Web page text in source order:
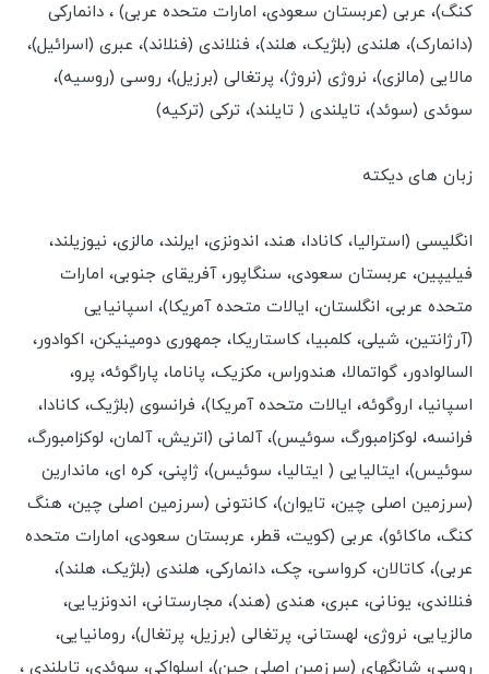
کنگ)، عربی (عربستان سعودی، امارات متحده عربی) ، دانمارکی
(دانمارک)، هلندی (بلژیک، هلند)، فنلاندی (فنلاند)، عبری (اسرائیل)،
مالایی (مالزی)، نروژی (نروژ)، پرتغالی (برزیل)، روسی (روسیه)،
سوئدی (سوئد)، تایلندی ( تایلند)، ترکی (ترکیه)
زبان های دیکته
انگلیسی (استرالیا، کانادا، هند، اندونزی، ایرلند، مالزی، نیوزیلند،
فیلیپین، عربستان سعودی، سنگاپور، آفریقای جنوبی، امارات
متحده عربی، انگلستان، ایالات متحده آمریکا)، اسپانیایی
(آرژانتین، شیلی، کلمبیا، کاستاریکا، جمهوری دومینیکن، اکوادور،
السالوادور، گواتمالا، هندوراس، مکزیک، پاناما، پاراگوئه، پرو،
اسپانیا، اروگوئه، ایالات متحده آمریکا)، فرانسوی (بلژیک، کانادا،
فرانسه، لوکزامبورگ، سوئیس)، آلمانی (اتریش، آلمان، لوکزامبورگ،
سوئیس)، ایتالیایی ( ایتالیا، سوئیس)، ژاپنی، کره ای، ماندارین
(سرزمین اصلی چین، تایوان)، کانتونی (سرزمین اصلی چین، هنگ
کنگ، ماکائو)، عربی (کویت، قطر، عربستان سعودی، امارات متحده
عربی)، کاتالان، کرواسی، چک، دانمارکی، هلندی (بلژیک، هلند)،
فنلاندی، یونانی، عبری، هندی (هند)، مجارستانی، اندونزیایی،
مالزیایی، نروژی، لهستانی، پرتغالی (برزیل، پرتغال)، رومانیایی،
روسی، شانگهای (سرزمین اصلی چین)، اسلواکی، سوئدی، تایلندی ،